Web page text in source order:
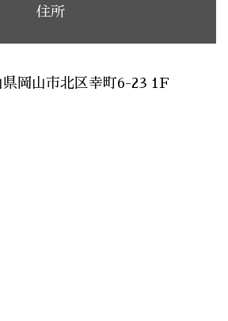
住所
岡山市北区幸町6-23 1F